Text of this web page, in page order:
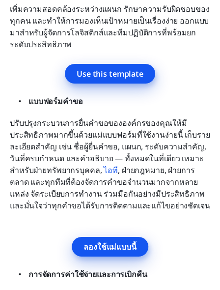
เพิ่มความสอดคล้องระหว่างแผนก รักษาความรับผิดชอบของ
ทุกคน และทำให้การมองเห็นเป้าหมายเป็นเรื่องง่าย ออกแบบ
มาสำหรับผู้จัดการโลจิสติกส์และทีมปฏิบัติการที่พร้อมยก
ระดับประสิทธิภาพ
Use this template
แบบฟอร์มคำขอ
ปรับปรุงกระบวนการยื่นคำขอขององค์กรของคุณให้มี
ประสิทธิภาพมากขึ้นด้วยแม่แบบฟอร์มที่ใช้งานง่ายนี้ เก็บราย
ละเอียดสำคัญ เช่น ชื่อผู้ยื่นคำขอ, แผนก, ระดับความสำคัญ,
วันที่ครบกำหนด และคำอธิบาย — ทั้งหมดในที่เดียว เหมาะ
สำหรับฝ่ายทรัพยากรบุคคล, ไอที, ฝ่ายกฎหมาย, ฝ่ายการ
ตลาด และทุกทีมที่ต้องจัดการคำขอจำนวนมากจากหลาย
แหล่ง จัดระเบียบการทำงาน ร่วมมือกันอย่างมีประสิทธิภาพ
และมั่นใจว่าทุกคำขอได้รับการติดตามและแก้ไขอย่างชัดเจน
ลองใช้แม่แบบนี้
การจัดการค่าใช้จ่ายและการเบิกคืน